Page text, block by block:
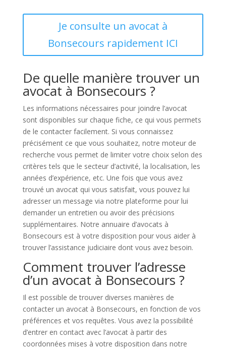
Je consulte un avocat à
Bonsecours rapidement ICI
De quelle manière trouver un
avocat à Bonsecours ?
Les informations nécessaires pour joindre l’avocat
sont disponibles sur chaque fiche, ce qui vous permets
de le contacter facilement. Si vous connaissez
précisément ce que vous souhaitez, notre moteur de
recherche vous permet de limiter votre choix selon des
critères tels que le secteur d’activité, la localisation, les
années d’expérience, etc. Une fois que vous avez
trouvé un avocat qui vous satisfait, vous pouvez lui
adresser un message via notre plateforme pour lui
demander un entretien ou avoir des précisions
supplémentaires. Notre annuaire d’avocats à
Bonsecours est à votre disposition pour vous aider à
trouver l’assistance judiciaire dont vous avez besoin.
Comment trouver l’adresse
d’un avocat à Bonsecours ?
Il est possible de trouver diverses manières de
contacter un avocat à Bonsecours, en fonction de vos
préférences et vos requêtes. Vous avez la possibilité
d’entrer en contact avec l’avocat à partir des
coordonnées mises à votre disposition dans notre